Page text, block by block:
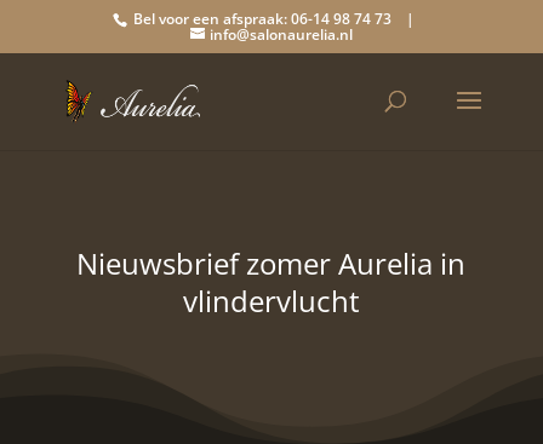
Bel voor een afspraak: 06-14 98 74 73 |
info@salonaurelia.nl
Nieuwsbrief zomer Aurelia in
vlindervlucht